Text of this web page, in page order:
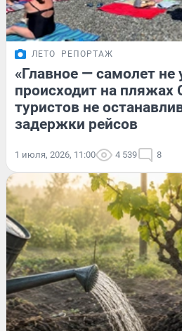
ЛЕТО РЕПОРТАЖ
«Главное — самолет не
происходит на пляжах
туристов не
задержки рейсов
1 июля, 2026, 11:00 4 539 8